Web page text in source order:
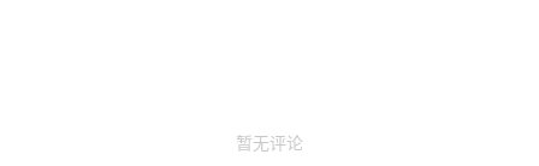
暂无评论